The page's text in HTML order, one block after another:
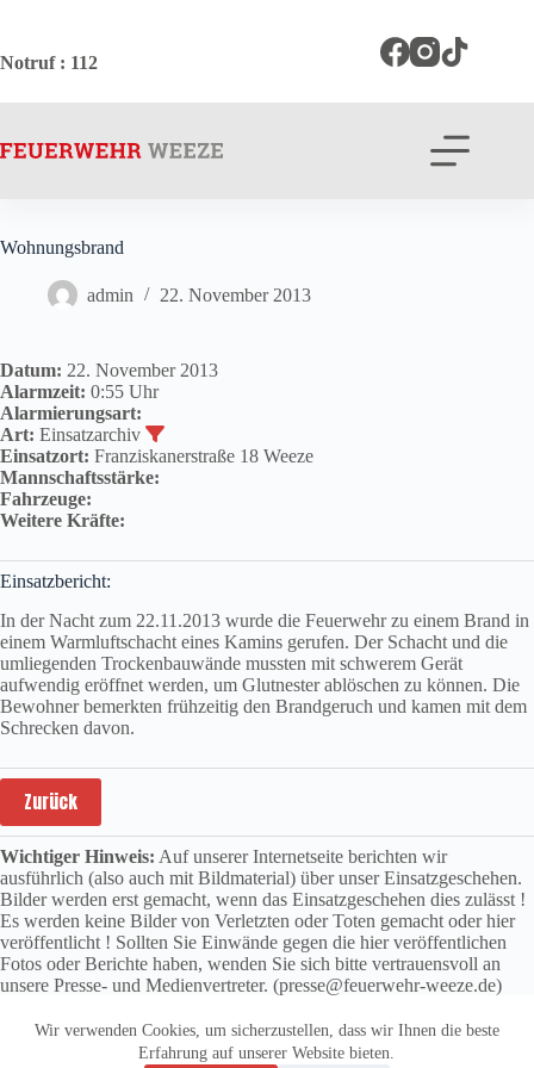
springen
Wir verwenden Cookies, um sicherzustellen, dass wir Ihnen die beste
Erfahrung auf unserer Website bieten.
Notruf: 112
Wohnungsbrand
admin 22. November 2013
Datum: 22. November 2013
Alarmzeit: 0:55 Uhr
Alarmierungsart:
Art: Einsatzarchiv
Einsatzort: Franziskanerstraße 18 Weeze
Mannschaftsstärke:
Fahrzeuge:
Weitere Kräfte:
Einsatzbericht:
In der Nacht zum 22.11.2013 wurde die Feuerwehr zu einem Brand in
einem Warmluftschacht eines Kamins gerufen. Der Schacht und die
umliegenden Trockenbauwände mussten mit schwerem Gerät
aufwendig eröffnet werden, um Glutnester ablöschen zu können. Die
Bewohner bemerkten frühzeitig den Brandgeruch und kamen mit dem
Schrecken davon.
Zurück
Wichtiger Hinweis: Auf unserer Internetseite berichten wir
ausführlich (also auch mit Bildmaterial) über unser Einsatzgeschehen.
Bilder werden erst gemacht, wenn das Einsatzgeschehen dies zulässt !
Es werden keine Bilder von Verletzten oder Toten gemacht oder hier
veröffentlicht ! Sollten Sie Einwände gegen die hier veröffentlichen
Fotos oder Berichte haben, wenden Sie sich bitte vertrauensvoll an
unsere Presse- und Medienvertreter. (presse@feuerwehr-weeze.de)